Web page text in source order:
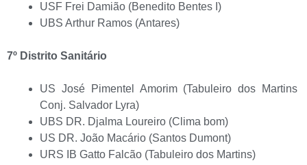
USF Frei Damião (Benedito Bentes I)
UBS Arthur Ramos (Antares)
7º Distrito Sanitário
US José Pimentel Amorim (Tabuleiro dos Martins
Conj. Salvador Lyra)
UBS DR. Djalma Loureiro (Clima bom)
US DR. João Macário (Santos Dumont)
URS IB Gatto Falcão (Tabuleiro dos Martins)